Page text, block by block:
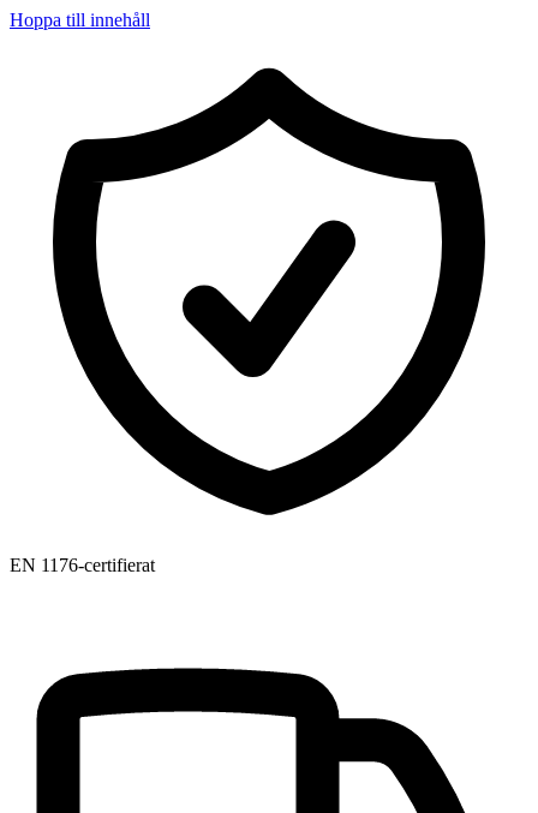
Hoppa till innehåll
EN 1176-certifierat